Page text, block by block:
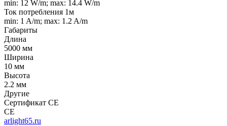
min: 12 W/m; max: 14.4 W/m
Ток потребления 1м
min: 1 A/m; max: 1.2 A/m
Габариты
Длина
5000 мм
Ширина
10 мм
Высота
2.2 мм
Другие
Сертификат CE
CE
arlight65.ru